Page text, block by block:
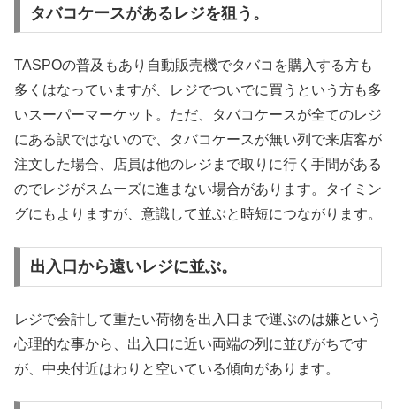
タバコケースがあるレジを狙う。
TASPOの普及もあり自動販売機でタバコを購入する方も
多くはなっていますが、レジでついでに買うという方も多
いスーパーマーケット。ただ、タバコケースが全てのレジ
にある訳ではないので、タバコケースが無い列で来店客が
注文した場合、店員は他のレジまで取りに行く手間がある
のでレジがスムーズに進まない場合があります。タイミン
グにもよりますが、意識して並ぶと時短につながります。
出入口から遠いレジに並ぶ。
レジで会計して重たい荷物を出入口まで運ぶのは嫌という
心理的な事から、出入口に近い両端の列に並びがちです
が、中央付近はわりと空いている傾向があります。